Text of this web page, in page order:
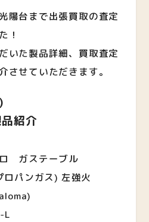
陽台まで出張買取の査定
！
いた製品詳細、買取査定
させていただきます。
紹介
ガステーブル
ガス) 左強火